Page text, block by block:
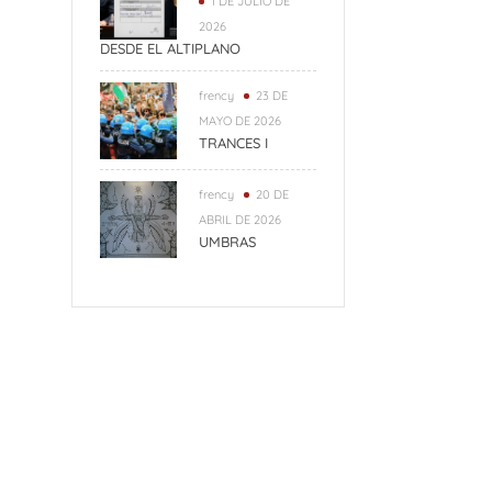
2026
DESDE EL ALTIPLANO
frency
23 DE
MAYO DE 2026
TRANCES I
frency
20 DE
ABRIL DE 2026
UMBRAS